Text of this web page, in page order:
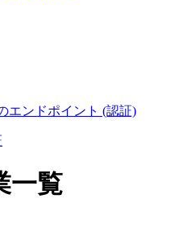
エンドポイント (認証)
一覧